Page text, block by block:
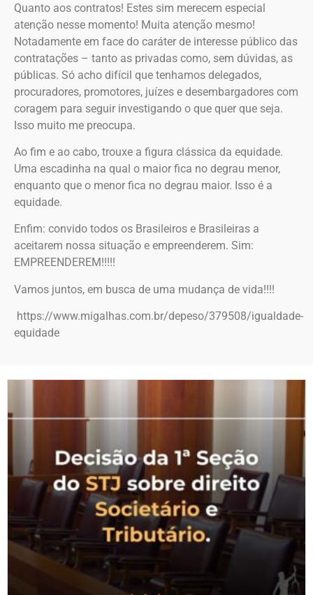
Quanto aos contratos! Estes sim merecem especial
atenção nesse momento! Muita atenção mesmo!
Notadamente em face do caráter de interesse público das
contratações – tanto as privadas como, sem dúvidas, as
públicas. Só acho difícil que tenhamos delegados,
procuradores, promotores, juízes e desembargadores com
coragem para seguir investigando o que quer que seja.
Isso muito me preocupa.
Ao fim e ao cabo, trouxe a figura clássica da equidade.
Uma escadinha na qual o maior fica no degrau menor,
enquanto que o menor fica no degrau maior. Isso é a
equidade.
Enfim: convido todos os Brasileiros e Brasileiras a
aceitarem nossa situação e empreenderem. Sim:
EMPREENDEREM!!!!!
Vamos juntos, em busca de uma mudança de vida!!!!
https://www.migalhas.com.br/depeso/379508/igualdade-
equidade